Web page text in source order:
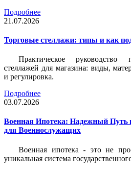
Подробнее
21.07.2026
Торговые стеллажи: типы и как
Практическое
стеллажей для магазина: виды,
и регулировка.
Подробнее
03.07.2026
Военная Ипотека: Надежный
для Военнослужащих
Военная ипотека - это не
уникальная система